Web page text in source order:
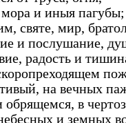
и иныя
святе, мир,
и послушание,
радость и
на вечных
в
и земных